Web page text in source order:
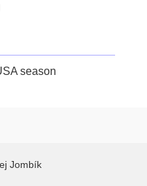
season
Jombík